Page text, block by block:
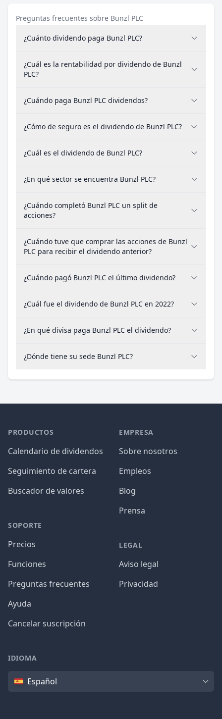
Preguntas frecuentes sobre Bunzl PLC
¿Cuánto dividendo paga Bunzl PLC?
¿Cuál es la rentabilidad por dividendo de Bunzl
PLC?
¿Cuándo paga Bunzl PLC dividendos?
¿Cómo de seguro es el dividendo de Bunzl PLC?
¿Cuál es el dividendo de Bunzl PLC?
¿En qué sector se encuentra Bunzl PLC?
¿Cuándo completó Bunzl PLC un split de
acciones?
¿Cuándo tuve que comprar las acciones de Bunzl
PLC para recibir el dividendo anterior?
¿Cuándo pagó Bunzl PLC el último dividendo?
¿Cuál fue el dividendo de Bunzl PLC en 2022?
¿En qué divisa paga Bunzl PLC el dividendo?
¿Dónde tiene su sede Bunzl PLC?
PRODUCTOS
Calendario de dividendos
Seguimiento de cartera
Buscador de valores
SOPORTE
Precios
Funciones
Preguntas frecuentes
Ayuda
Cancelar suscripción
EMPRESA
Sobre nosotros
Empleos
Blog
Prensa
LEGAL
Aviso legal
Privacidad
IDIOMA
IdiomaEspañol